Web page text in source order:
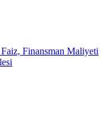
Finansman Maliyeti